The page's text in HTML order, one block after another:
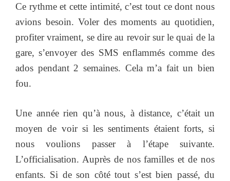
Ce rythme et cette intimité, c’est tout ce dont nous
avions besoin. Voler des moments au quotidien,
profiter vraiment, se dire au revoir sur le quai de la
gare, s’envoyer des SMS enflammés comme des
ados pendant 2 semaines. Cela m’a fait un bien
fou.
Une année rien qu’à nous, à distance, c’était un
moyen de voir si les sentiments étaient forts, si
nous voulions passer à l’étape suivante.
L’officialisation. Auprès de nos familles et de nos
enfants. Si de son côté tout s’est bien passé, du